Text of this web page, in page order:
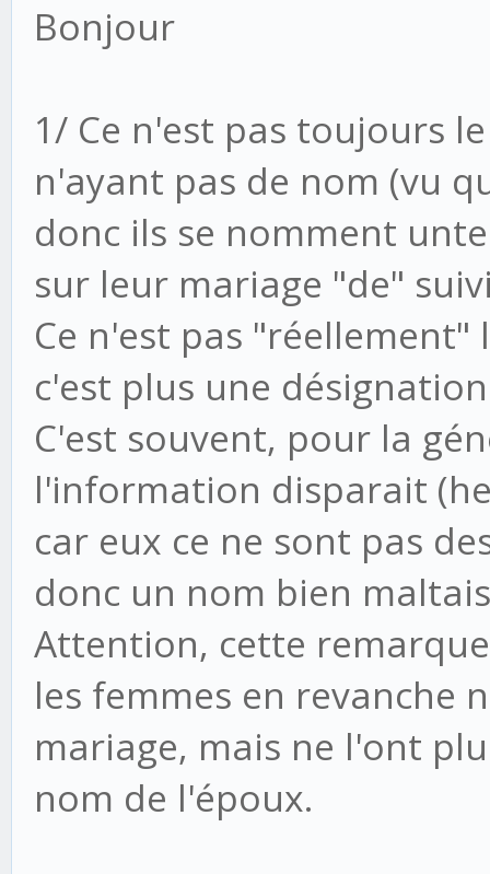
Bonjour
1/ Ce n'est pas toujours
n'ayant pas de nom (vu
donc ils se nomment
sur leur mariage "de"
Ce n'est pas
c'est plus une
C'est souvent, pour la
l'information disparait
car eux ce ne sont pas
donc un nom bien
Attention, cette
les femmes en revanche
mariage, mais ne l'ont
nom de l'époux.